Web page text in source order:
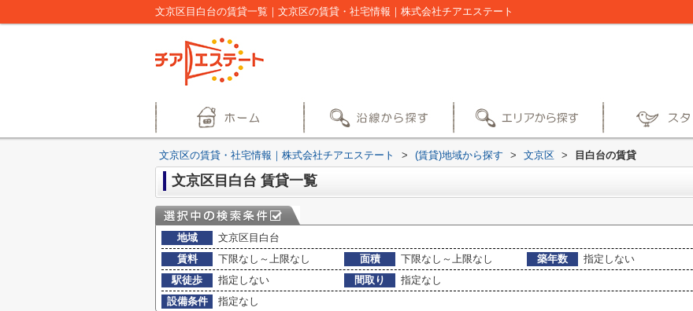
文京区目白台の賃貸一覧｜文京区の賃貸・社宅情報｜株式会社チアエステート
文京区の賃貸・社宅情報｜株式会社チアエステート > (賃貸)地域から探す > 文京区 > 目白台の賃貸
文京区目白台 賃貸一覧
地域
文京区目白台
賃料
下限なし～上限なし 面積 下限なし～上限なし 築年数
指定しない
駅徒歩
指定しない 間取り
指定なし
設備条件
指定なし